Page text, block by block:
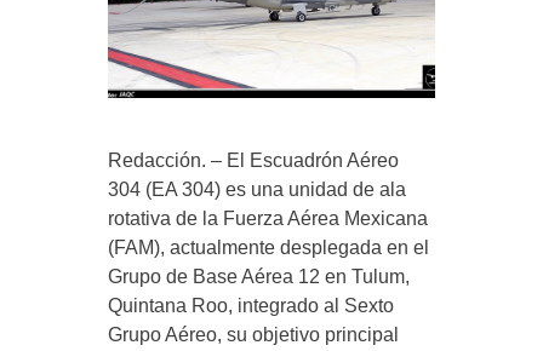
Redacción. – El Escuadrón Aéreo
304 (EA 304) es una unidad de ala
rotativa de la Fuerza Aérea Mexicana
(FAM), actualmente desplegada en el
Grupo de Base Aérea 12 en Tulum,
Quintana Roo, integrado al Sexto
Grupo Aéreo, su objetivo principal